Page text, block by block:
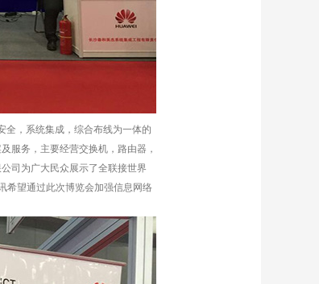
，系统集成，综合布线为一体的
服务，主要经营交换机，路由器，
司为广大民众展示了全联接世界
希望通过此次博览会加强信息网络